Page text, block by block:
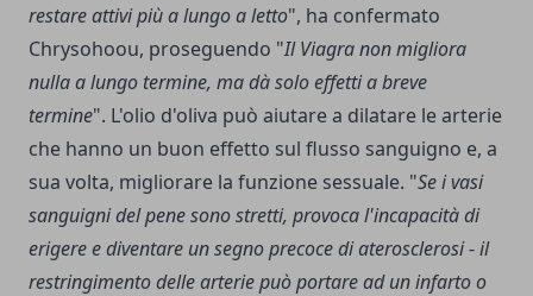
restare attivi più a lungo a letto", ha confermato
Chrysohoou, proseguendo "Il Viagra non migliora
nulla a lungo termine, ma dà solo effetti a breve
termine". L'olio d'oliva può aiutare a dilatare le arterie
che hanno un buon effetto sul flusso sanguigno e, a
sua volta, migliorare la funzione sessuale. "Se i vasi
sanguigni del pene sono stretti, provoca l'incapacità di
erigere e diventare un segno precoce di aterosclerosi-il
restringimento delle arterie può portare ad un infarto o